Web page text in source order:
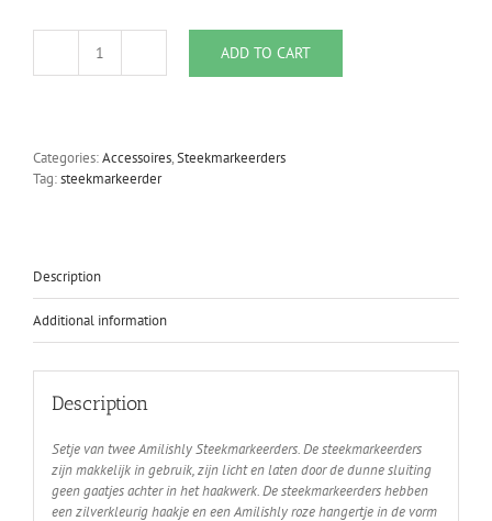
Amilishly
Stitchmarkerset
quantity
ADD TO CART
Categories:Accessoires,Steekmarkeerders
Tag:steekmarkeerder
Description
Additional information
Description
Setje van twee Amilishly Steekmarkeerders. De steekmarkeerders
zijn makkelijk in gebruik, zijn licht en laten door de dunne sluiting
geen gaatjes achter in het haakwerk. De steekmarkeerders hebben
een zilverkleurig haakje en een Amilishly roze hangertje in de vorm